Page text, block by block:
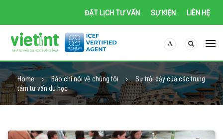
ĐẶT LỊCH TƯ VẤN SỰ KIỆN LIÊN HỆ
Home Báo chí nói về chúng tôi
Sự trỗi dậy của các trung
tâm tư vấn du học